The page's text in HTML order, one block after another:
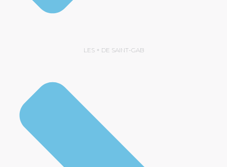
LES + DE SAINT-GAB